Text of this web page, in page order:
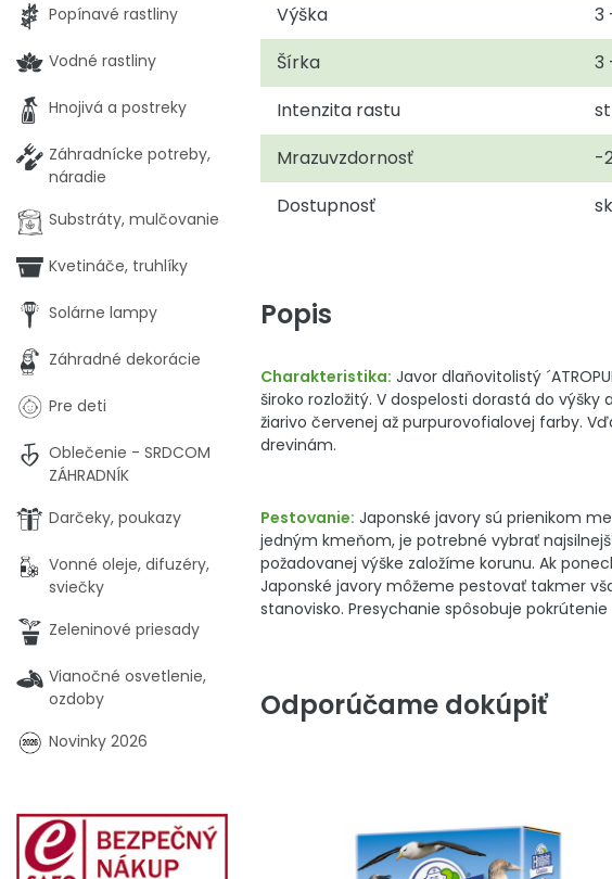
Výška
3
Šírka
3
Intenzita rastu
Mrazuvzdornosť
-
Dostupnosť
Popis
Charakteristika: Javor dlaňovitolistý
široko rozložitý. V dospelosti dorastá do
žiarivo červenej až purpurovofialovej farby.
drevinám.
Pestovanie: Japonské javory sú prienikom
jedným kmeňom, je potrebné vybrať
požadovanej výške založíme korunu. Ak
Japonské javory môžeme pestovať takmer
stanovisko. Presychanie spôsobuje
Odporúčame dokúpiť
Popínavé rastliny
Vodné rastliny
Hnojivá a postreky
Záhradnícke potreby,
náradie
Substráty, mulčovanie
Kvetináče, truhlíky
Solárne lampy
Záhradné dekorácie
Pre deti
Oblečenie - SRDCOM
ZÁHRADNÍK
Darčeky, poukazy
Vonné oleje, difuzéry,
sviečky
Zeleninové priesady
Vianočné osvetlenie,
ozdoby
Novinky 2026